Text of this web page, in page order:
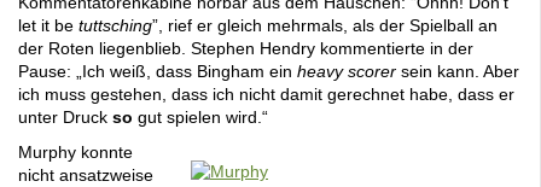
let it be tuttsching”, rief er gleich mehrmals, als der Spielball an
der Roten liegenblieb. Stephen Hendry kommentierte in der
Pause: „Ich weiß, dass Bingham ein heavy scorer sein kann. Aber
ich muss gestehen, dass ich nicht damit gerechnet habe, dass er
unter Druck so gut spielen wird.“
Murphy konnte
nicht ansatzweise